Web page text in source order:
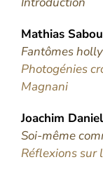
Mathias
Fantômes
Photogénies
Magnani
Joachim Daniel
Soi-même
Réflexions sur